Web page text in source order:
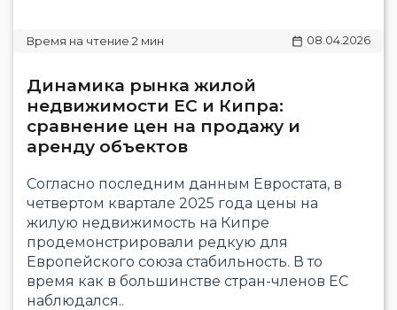
08.04.2026
Динамика рынка жилой
недвижимости ЕС и Кипра:
сравнение цен на продажу и
аренду объектов
Согласно последним данным Евростата, в
четвертом квартале 2025 года цены на
жилую недвижимость на Кипре
продемонстрировали редкую для
Европейского союза стабильность. В то
время как в большинстве стран-членов ЕС
наблюдался..